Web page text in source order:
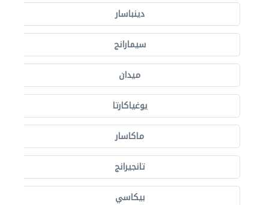
دينباسار
سيمارانج
ميدان
يوغياكارتا
ماكاسار
تانجيرانج
بيكاسي